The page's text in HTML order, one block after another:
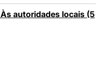
autoridades locais (5